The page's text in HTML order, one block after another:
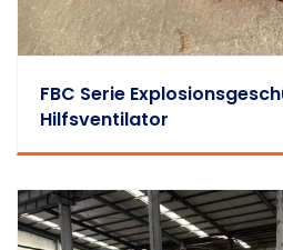
FBC Serie
Hilfsventilator